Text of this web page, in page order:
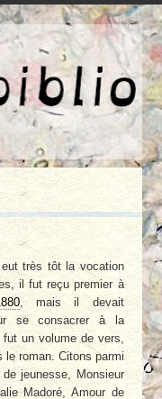
eut très tôt la vocation
il fut reçu premier à
, mais il devait
se consacrer à la
un volume de vers,
le roman. Citons parmi
jeunesse, Monsieur
Madoré, Amour de